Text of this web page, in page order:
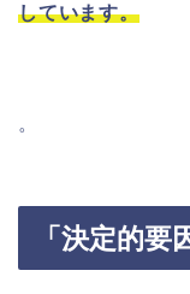
しています。
。
「決定的